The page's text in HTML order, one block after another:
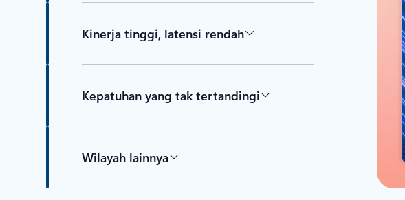
Kinerja tinggi, latensi rendah
Kepatuhan yang tak tertandingi
Wilayah lainnya